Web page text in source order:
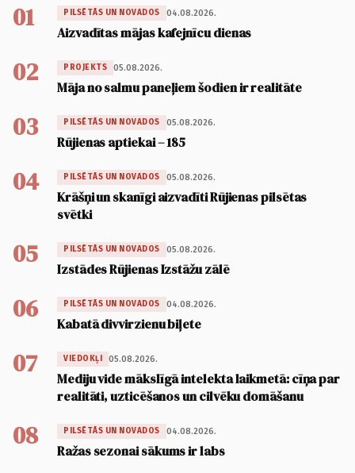
01 PILSĒTĀS UN NOVADOS 04.08.2026.
Aizvadītas mājas kafejnīcu dienas
02 PROJEKTS 05.08.2026.
Māja no salmu paneļiem šodien ir realitāte
03 PILSĒTĀS UN NOVADOS 05.08.2026.
Rūjienas aptiekai – 185
04 PILSĒTĀS UN NOVADOS 05.08.2026.
Krāšņi un skanīgi aizvadīti Rūjienas pilsētas
svētki
05 PILSĒTĀS UN NOVADOS 05.08.2026.
Izstādes Rūjienas Izstāžu zālē
06 PILSĒTĀS UN NOVADOS 04.08.2026.
Kabatā divvirzienu biļete
07 VIEDOKĻI 05.08.2026.
Mediju vide mākslīgā intelekta laikmetā: cīņa par
realitāti, uzticēšanos un cilvēku domāšanu
08 PILSĒTĀS UN NOVADOS 04.08.2026.
Ražas sezonai sākums ir labs